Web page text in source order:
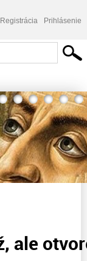
Registrácia Prihlásenie
ale